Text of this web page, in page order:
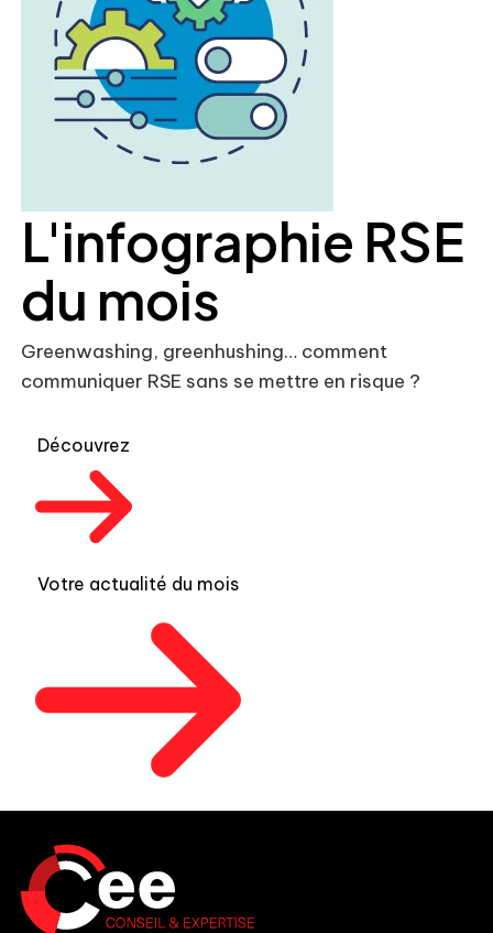
L'infographie RSE
du mois
Greenwashing, greenhushing… comment
communiquer RSE sans se mettre en risque ?
Découvrez
Votre actualité du mois